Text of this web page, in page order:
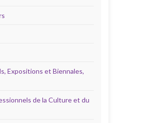
Expositions et Biennales,
de la Culture et du